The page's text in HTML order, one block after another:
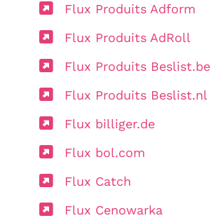
Flux Produits Adform
Flux Produits AdRoll
Flux Produits Beslist.be
Flux Produits Beslist.nl
Flux billiger.de
Flux bol.com
Flux Catch
Flux Cenowarka